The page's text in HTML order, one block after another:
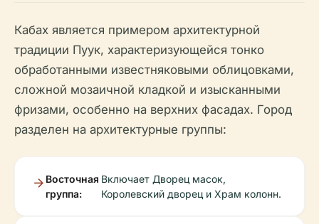
Кабах является примером архитектурной
традиции Пуук, характеризующейся тонко
обработанными известняковыми облицовками,
сложной мозаичной кладкой и изысканными
фризами, особенно на верхних фасадах. Город
разделен на архитектурные группы:
Восточная
группа:
Включает Дворец масок,
Королевский дворец и Храм колонн.